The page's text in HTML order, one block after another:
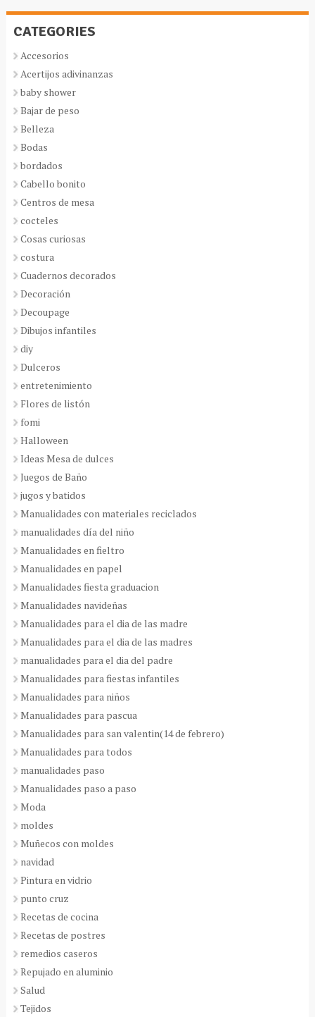
CATEGORIES
Accesorios
Acertijos adivinanzas
baby shower
Bajar de peso
Belleza
Bodas
bordados
Cabello bonito
Centros de mesa
cocteles
Cosas curiosas
costura
Cuadernos decorados
Decoración
Decoupage
Dibujos infantiles
diy
Dulceros
entretenimiento
Flores de listón
fomi
Halloween
Ideas Mesa de dulces
Juegos de Baño
jugos y batidos
Manualidades con materiales reciclados
manualidades día del niño
Manualidades en fieltro
Manualidades en papel
Manualidades fiesta graduacion
Manualidades navideñas
Manualidades para el dia de las madre
Manualidades para el dia de las madres
manualidades para el dia del padre
Manualidades para fiestas infantiles
Manualidades para niños
Manualidades para pascua
Manualidades para san valentin(14 de febrero)
Manualidades para todos
manualidades paso
Manualidades paso a paso
Moda
moldes
Muñecos con moldes
navidad
Pintura en vidrio
punto cruz
Recetas de cocina
Recetas de postres
remedios caseros
Repujado en aluminio
Salud
Tejidos